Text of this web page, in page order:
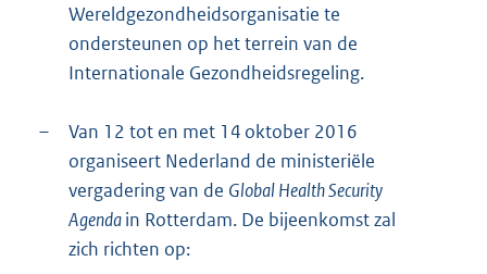
Wereldgezondheidsorganisatie te
ondersteunen op het terrein van de
Internationale Gezondheidsregeling.
–
Van 12 tot en met 14 oktober 2016
organiseert Nederland de ministeriële
vergadering van de Global Health Security
Agendain Rotterdam. De bijeenkomst zal
zich richten op: